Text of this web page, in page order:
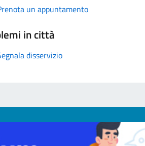
un appuntamento
in città
disservizio